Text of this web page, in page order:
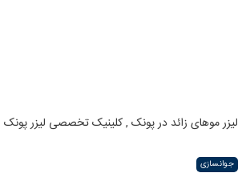
لیزر موهای زائد در پونک , کلینیک تخصصی لیزر پونک
جوانسازی